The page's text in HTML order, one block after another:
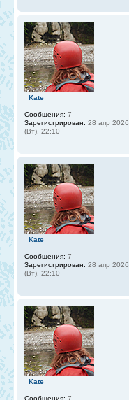
_Kate_
Сообщения: 7
Зарегистрирован: 28 апр 2026
(Вт), 22:10
_Kate_
Сообщения: 7
Зарегистрирован: 28 апр 2026
(Вт), 22:10
_Kate_
Сообщения: 7